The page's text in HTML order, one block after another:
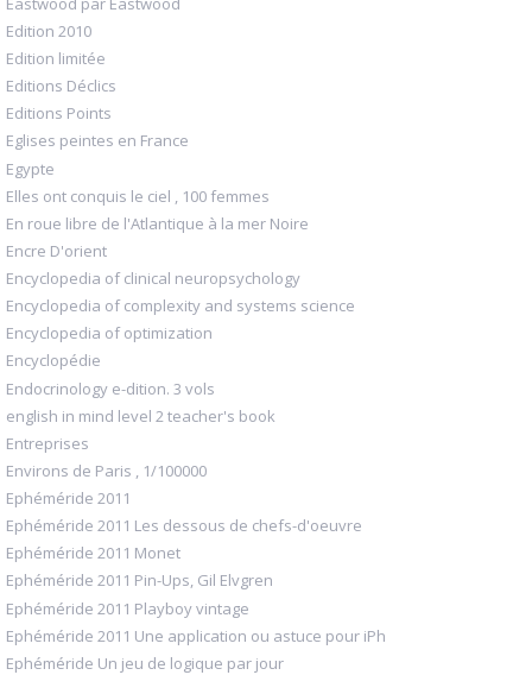
Edition 2010
Edition limitée
Editions Déclics
Editions Points
Eglises peintes en France
Egypte
Elles ont conquis le ciel , 100 femmes
En roue libre de l'Atlantique à la mer Noire
Encre D'orient
Encyclopedia of clinical neuropsychology
Encyclopedia of complexity and systems science
Encyclopedia of optimization
Encyclopédie
Endocrinology e-dition. 3 vols
english in mind level 2 teacher's book
Entreprises
Environs de Paris , 1/100000
Ephéméride 2011
Ephéméride 2011 Les dessous de chefs-d'oeuvre
Ephéméride 2011 Monet
Ephéméride 2011 Pin-Ups, Gil Elvgren
Ephéméride 2011 Playboy vintage
Ephéméride 2011 Une application ou astuce pour iPh
Ephéméride Un jeu de logique par jour